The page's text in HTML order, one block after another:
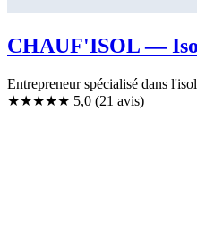
CHAUF'ISOL —
Entrepreneur spécialisé dans
★★★★★ 5,0 (21 avis)